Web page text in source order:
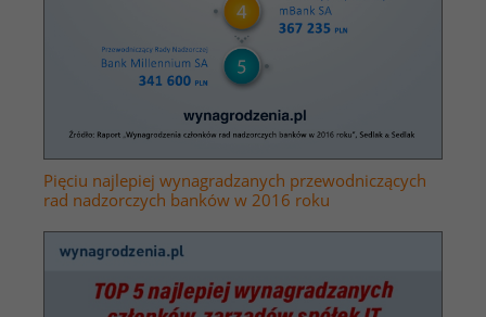
Pięciu najlepiej wynagradzanych przewodniczących
rad nadzorczych banków w 2016 roku